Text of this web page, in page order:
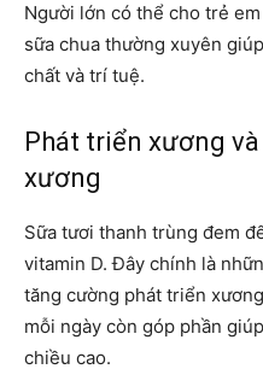
Người lớn có thể cho trẻ
sữa chua thường xuyên
chất và trí tuệ.
Phát triển xương
xương
Sữa tươi thanh trùng đem
vitamin D. Đây chính là
tăng cường phát triển
mỗi ngày còn góp phần
chiều cao.